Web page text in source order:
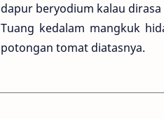
dapur beryodium kalau
Tuang kedalam mangkuk
potongan tomat diatasnya.